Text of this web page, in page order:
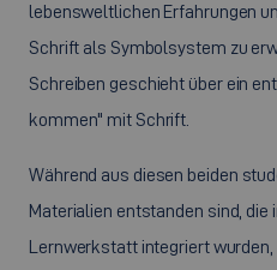
lebensweltlichen Erfahrungen
Schrift als Symbolsystem zu
Schreiben geschieht über ein
kommen" mit Schrift.
Während aus diesen beiden
Materialien entstanden sind,
Lernwerkstatt integriert